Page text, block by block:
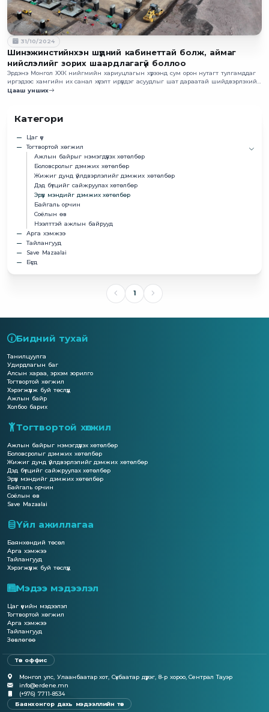
31/10/2024
Шинэжинстийнхэн шүдний кабинеттай болж, аймаг
нийслэлийг зорих шаардлагагүй боллоо
Эрдэнэ Монгол ХХК нийгмийн хариуцлагын хүрээнд сум орон нутагт тулгамддаг
иргэдээс хамгийн их санал хүсэлт ирүүлдэг асуудлыг шат дараатай шийдвэрлэхийг
зорьдог.
Цааш унших
Категори
Цаг үе
Тогтвортой хөгжил
Ажлын байрыг нэмэгдүүлэх хөтөлбөр
Боловсролыг дэмжих хөтөлбөр
Жижиг дунд үйлдвэрлэлийг дэмжих хөтөлбөр
Дэд бүтцийг сайжруулах хөтөлбөр
Эрүүл мэндийг дэмжих хөтөлбөр
Байгаль орчин
Соёлын өв
Нээлттэй ажлын байрууд
Арга хэмжээ
Тайлангууд
Save Mazaalai
Бүгд
1
Бидний тухай
Танилцуулга
Удирдлагын баг
Алсын хараа, эрхэм зорилго
Тогтвортой хөгжил
Хэрэгжүүлж буй төслүүд
Ажлын байр
Холбоо барих
Тогтвортой хөгжил
Ажлын байрыг нэмэгдүүлэх хөтөлбөр
Боловсролыг дэмжих хөтөлбөр
Жижиг дунд үйлдвэрлэлийг дэмжих хөтөлбөр
Дэд бүтцийг сайжруулах хөтөлбөр
Эрүүл мэндийг дэмжих хөтөлбөр
Байгаль орчин
Соёлын өв
Save Mazaalai
Үйл ажиллагаа
Баянхөндий төсөл
Арга хэмжээ
Тайлангууд
Хэрэгжүүлж буй төслүүд
Мэдээ мэдээлэл
Цаг үеийн мэдээлэл
Тогтвортой хөгжил
Арга хэмжээ
Тайлангууд
Зөвлөгөө
Төв оффис
Монгол улс, Улаанбаатар хот, Сүхбаатар дүүрэг, 8-р хороо, Сентрал Тауэр
info@erdene.mn
(+976) 7711-8534
Баянхонгор дахь мэдээллийн төв